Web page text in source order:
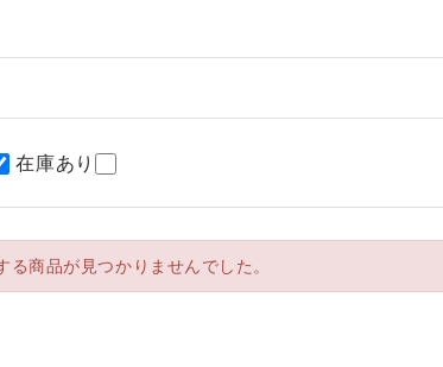
在庫あり
る商品が見つかりませんでした。